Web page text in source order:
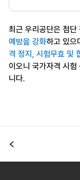
최근 우리공단은 첨단
예방을 강화하고 있으
격 정지, 시험무효 및
이오니 국가자격 시
니다.
이전